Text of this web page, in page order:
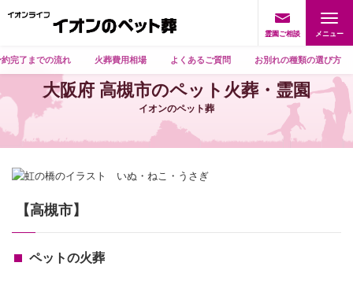
霊園ご相談
約完了までの流れ 火葬費用相場 よくあるご質問 お別れの種類の選び方
大阪府 高槻市のペット火葬・霊園
イオンのペット葬
【高槻市】
ペットの火葬